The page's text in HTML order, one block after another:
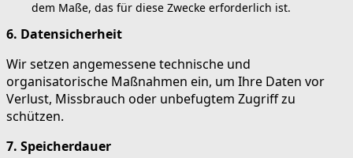
dem Maße, das für diese Zwecke erforderlich ist.
6. Datensicherheit
Wir setzen angemessene technische und
organisatorische Maßnahmen ein, um Ihre Daten vor
Verlust, Missbrauch oder unbefugtem Zugriff zu
schützen.
7. Speicherdauer